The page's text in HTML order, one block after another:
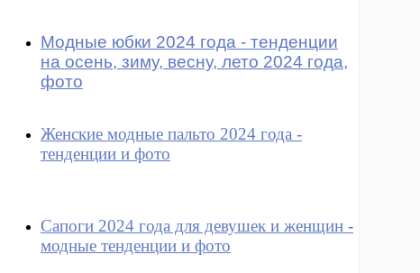
Модные юбки 2024 года - тенденции
на осень, зиму, весну, лето 2024 года,
фото
Женские модные пальто 2024 года -
тенденции и фото
Сапоги 2024 года для девушек и женщин -
модные тенденции и фото